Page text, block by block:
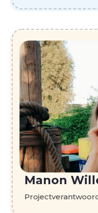
Manon